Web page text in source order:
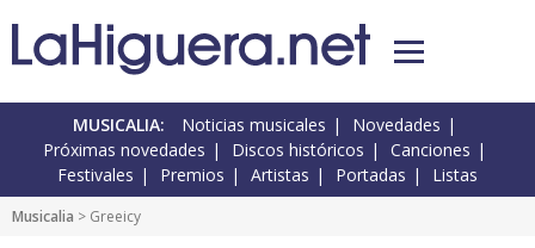
MUSICALIA: Noticias musicales
Novedades
Próximas novedades
Discos históricos
Canciones
Festivales
Premios Artistas Portadas Listas
Musicalia > Greeicy